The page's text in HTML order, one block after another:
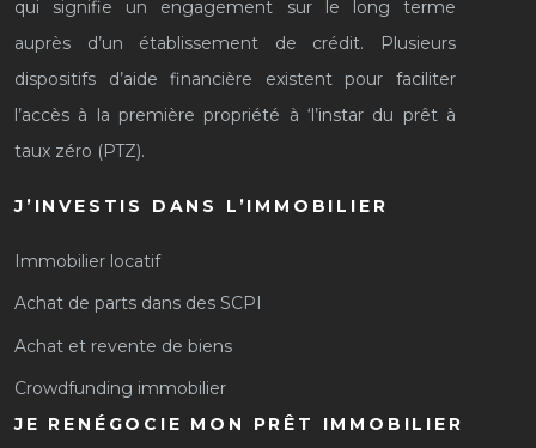
qui signifie un engagement sur le long terme
auprès d’un établissement de crédit. Plusieurs
dispositifs d’aide financière existent pour faciliter
l’accès à la première propriété à ‘l’instar du prêt à
taux zéro (PTZ).
J’INVESTIS DANS L’IMMOBILIER
Immobilier locatif
Achat de parts dans des SCPI
Achat et revente de biens
Crowdfunding immobilier
JE RENÉGOCIE MON PRÊT IMMOBILIER